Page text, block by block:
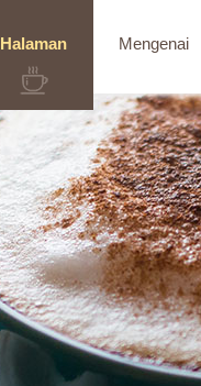
Halaman Mengenai